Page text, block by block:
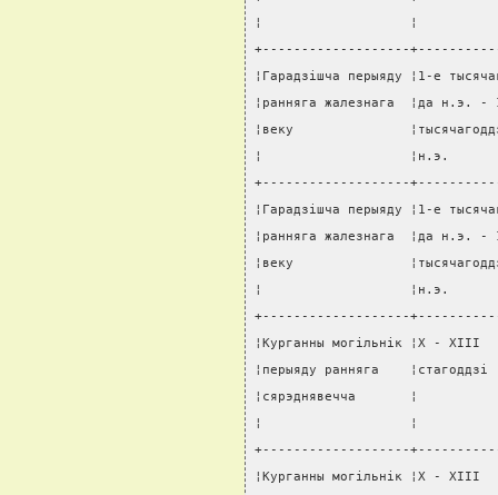
¦                   ¦
+-------------------
¦Гарадзiшча перыяду ¦1-е
¦ранняга жалезнага  ¦да
¦веку
¦                   ¦н.э.
+-------------------
¦Гарадзiшча перыяду ¦1-е
¦ранняга жалезнага  ¦да
¦веку
¦                   ¦н.э.
+-------------------
¦Курганны могiльнiк ¦X -
¦перыяду ранняга
¦сярэднявечча       ¦
¦                   ¦
+-------------------
¦Курганны могiльнiк ¦X -